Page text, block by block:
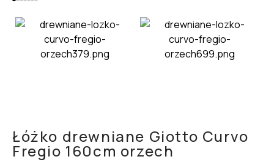
Łóżko drewniane Giotto Curvo
Fregio 160cm orzech